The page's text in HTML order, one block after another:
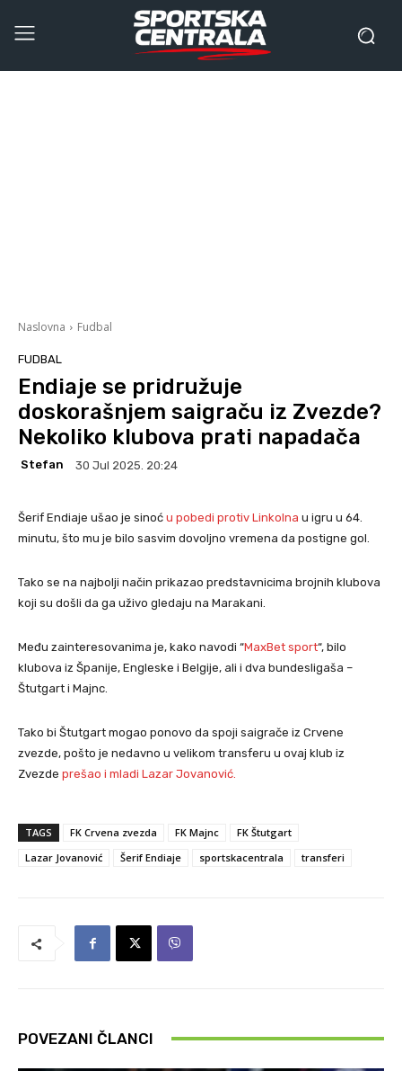
Naslovna Fudbal
FUDBAL
Endiaje se pridružuje
doskorašnjem saigraču iz Zvezde?
Nekoliko klubova prati napadača
Stefan 30 Jul 2025. 20:24
Šerif Endiaje ušao je sinoć u pobedi protiv Linkolna u igru u 64.
minutu, što mu je bilo sasvim dovoljno vremena da postigne gol.
Tako se na najbolji način prikazao predstavnicima brojnih klubova
koji su došli da ga uživo gledaju na Marakani.
Među zainteresovanima je, kako navodi “MaxBet sport“, bilo
klubova iz Španije, Engleske i Belgije, ali i dva bundesligaša –
Štutgart i Majnc.
Tako bi Štutgart mogao ponovo da spoji saigrače iz Crvene
zvezde, pošto je nedavno u velikom transferu u ovaj klub iz
Zvezde prešao i mladi Lazar Jovanović.
TAGS FK Crvena zvezda FK Majnc
FK Štutgart
Lazar Jovanović
Šerif Endiaje sportskacentrala transferi
POVEZANI ČLANCI